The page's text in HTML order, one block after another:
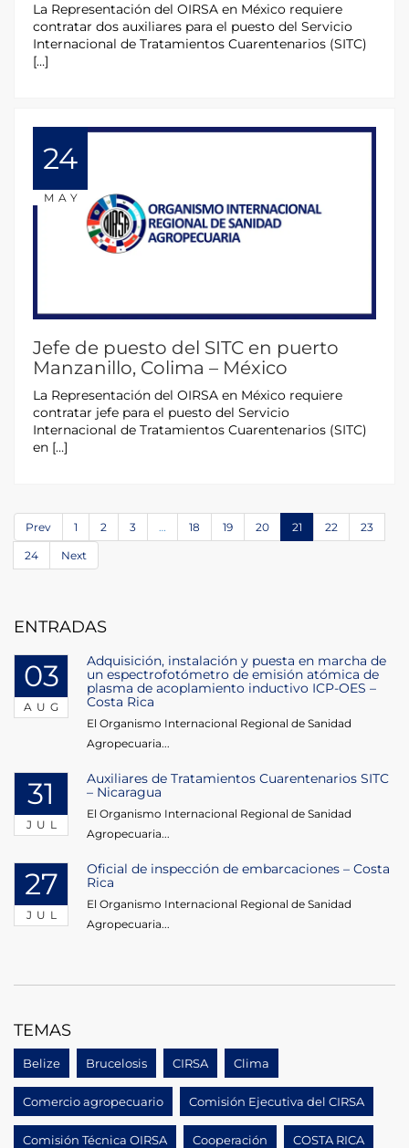
La Representación del OIRSA en México requiere
contratar dos auxiliares para el puesto del Servicio
Internacional de Tratamientos Cuarentenarios (SITC)
[…]
24
MAY
Jefe de puesto del SITC en puerto
Manzanillo, Colima – México
La Representación del OIRSA en México requiere
contratar jefe para el puesto del Servicio
Internacional de Tratamientos Cuarentenarios (SITC)
en […]
Prev 1 2 3 … 18 19 20 21 22 23
24 Next
ENTRADAS
03
AUG
Adquisición, instalación y puesta en marcha de
un espectrofotómetro de emisión atómica de
plasma de acoplamiento inductivo ICP-OES –
Costa Rica
El Organismo Internacional Regional de Sanidad
Agropecuaria...
31
JUL
Auxiliares de Tratamientos Cuarentenarios SITC
– Nicaragua
El Organismo Internacional Regional de Sanidad
Agropecuaria...
27
JUL
Oficial de inspección de embarcaciones – Costa
Rica
El Organismo Internacional Regional de Sanidad
Agropecuaria...
TEMAS
Belize Brucelosis CIRSA Clima
Comercio agropecuario Comisión Ejecutiva del CIRSA
Comisión Técnica OIRSA Cooperación COSTA RICA